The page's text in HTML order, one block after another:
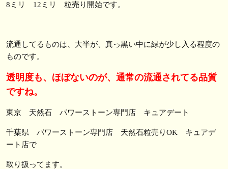
8ミリ 12ミリ 粒売り開始です。
流通してるものは、大半が、真っ黒い中に緑が少し入る程度の
ものです。
透明度も、ほぼないのが、通常の流通されてる品質
ですね。
東京 天然石 パワーストーン専門店 キュアデート
千葉県 パワーストーン専門店 天然石粒売りOK キュアデ
ート店で
取り扱ってます。